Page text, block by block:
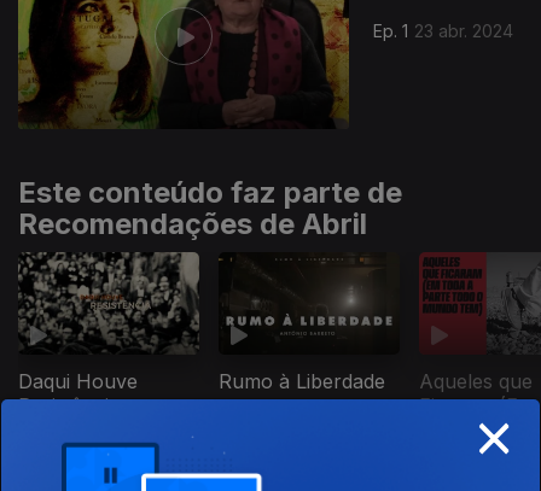
Ep. 1 23 abr. 2024
Este conteúdo faz parte de
Recomendações de Abril
Daqui Houve
Resistência
Rumo à Liberdade
Aqueles que
Ficaram (Em
a Parte
Mundo Tem)
×